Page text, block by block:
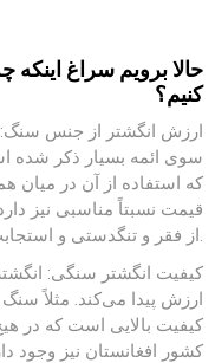
حالا برویم سراغ
کنیم؟
ارزش انگشتر از جنس سنگ:
سوی ائمه بسیار ذکر شده
که استفاده از آن در میان
قیمت نسبتاً مناسبی نیز
از فقر و تنگدستی و استجابت دعاست.
کیفیت انگشتر سنگی:
ارزش پیدا می‌کند. مثلاً
کیفیت بالایی است که در
کشور افغانستان نیز وجود